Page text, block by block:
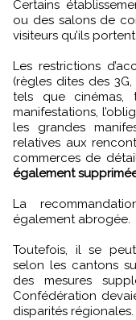
Certains
ou des salons de
visiteurs qu’ils
Les restrictions
(règles dites des
tels que cinémas,
manifestations,
les grandes
relatives aux
commerces de
également
La
également abrogée.
Toutefois, il se
selon les cantons
des mesures
Confédération
disparités régionales.